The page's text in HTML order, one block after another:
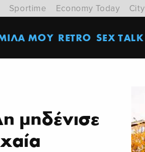
Sportime Economy Today City
ΜΟΥ RETRO SEX TALK
μηδένισε